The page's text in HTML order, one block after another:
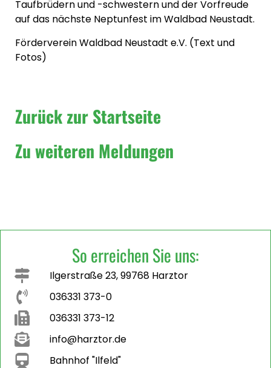
Taufbrüdern und -schwestern und der Vorfreude
auf das nächste Neptunfest im Waldbad Neustadt.
Förderverein Waldbad Neustadt e.V. (Text und
Fotos)
Zurück zur Startseite
Zu weiteren Meldungen
So erreichen Sie uns:
Ilgerstraße 23, 99768 Harztor
036331 373-0
036331 373-12
info@harztor.de
Bahnhof "Ilfeld"